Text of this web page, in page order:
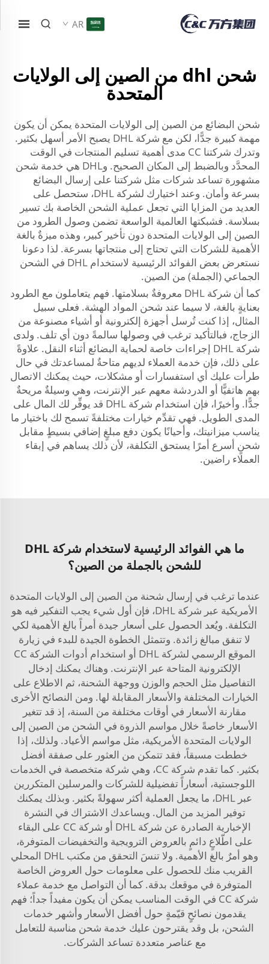
AR
شحن dhl من الصين إلى الولايات
المتحدة
شحن البضائع من الصين إلى الولايات المتحدة يمكن أن يكون
مهمة كبيرة جدًّا، لكن مع شركة DHL يصبح الأمر أسهل بكثير.
وتدرك شركتنا CC مدى أهمية تسليم المنتجات في الوقت
المحدَّد وبالضبط إلى المكان الصحيح. وDHL هي خدمة شحن
مشهورة تساعد شركات مثل شركتنا على إرسال البضائع
بسرعة وأمان. وعند اختيارك لشركة DHL، ستحصل على
العديد من المزايا التي تجعل عملية الشحن الخاصة بك تسير
بسلاسة. فشبكتها العالمية الواسعة تضمن وصول الطرود من
الصين إلى الولايات المتحدة دون تأخير كبير، وهذه ميزةٌ بالغة
الأهمية للشركات التي تحتاج إلى منتجاتها بسرعة. لذا دعونا
نستعرض بعض الفوائد الرئيسية لاستخدام DHL في الشحن
الجماعي (الجملة) من الصين.
كما أن شركة DHL معروفةٌ بسلامتها. فهم يتعاملون مع الطرود
بعنايةٍ بالغة، لا سيما عند شحن المواد الهشة. فعلى سبيل
المثال، إذا كنت تُرسل أجهزة إلكترونية أو أشياء مصنوعة من
الزجاج، فبالتأكيد ترغب في وصولها سالمةً دون أي تلف. ولدى
شركة DHL إجراءات خاصة لحماية البضائع أثناء النقل. علاوةً
على ذلك، فإن خدمة العملاء لديهم متاحةٌ لمساعدتك في حال
طرأت عليك أي استفسارات أو مشكلات، حيث يمكنك الاتصال
بهم هاتفيًّا أو الدردشة معهم عبر الإنترنت، وهي وسيلةٌ مريحةٌ
جدًّا. وأخيرًا، فإن استخدام شركة DHL قد يوفِّر لك المال على
المدى الطويل. فهي تقدِّم خيارات مختلفةً تسمح لك باختيار ما
يناسب ميزانيتك، وأحيانًا يكون دفع مبلغٍ إضافي بسيطٍ مقابل
شحنٍ أسرع أمرًا يستحق التكلفة، لأن ذلك يساهم في إبقاء
العملاء راضين.
ما هي الفوائد الرئيسية لاستخدام شركة DHL
للشحن بالجملة من الصين؟
عندما ترغب في إرسال شحنة من الصين إلى الولايات المتحدة
الأمريكية عبر شركة DHL، فإن أول شيء يجب التفكير فيه هو
التكلفة. ويُعد الحصول على أسعار جيدة أمراً بالغ الأهمية لكي
لا تنفق مبالغ زائدة. وتتمثل الخطوة الجيدة للبدء في زيارة
الموقع الرسمي لشركة DHL أو استخدام أدوات الشركة CC
الإلكترونية المتاحة عبر الإنترنت. وهناك يمكنك إدخال
التفاصيل مثل الحجم والوزن ووجهة الشحنة، ثم الاطلاع على
الخيارات المختلفة والأسعار المقابلة لها. ومن النصائح الأخرى
مقارنة الأسعار في أوقات مختلفة من السنة، إذ قد تتغير
الأسعار خاصةً خلال مواسم الذروة في الشحن من الصين إلى
الولايات المتحدة الأمريكية، مثل مواسم الأعياد. ولذلك، إذا
خططت مسبقاً، فقد تتمكن من العثور على صفقة أفضل
بكثير. كما تقدم شركة CC، وهي شركة متخصصة في الخدمات
اللوجستية، أسعاراً تفضيلية للشركات والمرسلين المتكررين
عبر DHL، ما يجعل العملية أكثر سهولةً بكثير. وبذلك يمكنك
توفير المزيد من المال. ويساعدك الاشتراك في النشرة
الإخبارية الصادرة عن شركة DHL أو شركة CC على البقاء
على اطّلاعٍ دائمٍ بالعروض الترويجية والتخفيضات المتوفرة،
وهو أمرٌ بالغ الأهمية. ولا تنسَ التحقق من مكتب DHL المحلي
القريب منك للحصول على معلومات حول العروض الخاصة
المتوفرة في موقعك بدقة. كما أن التواصل مع خدمة عملاء
شركة CC في الوقت المناسب يمكن أن يكون مفيداً جداً؛ فهم
يقدمون نصائحٍ قيّمةٍ حول أفضل الأسعار وأشهر خدمات
الشحن، بل وقد يقترحون عليك خدمة شحن مناسبة للتعامل
مع عناصر متعددة تساعد الشركات.